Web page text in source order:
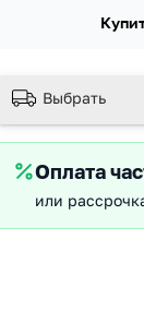
Выбрать
Оплата
или